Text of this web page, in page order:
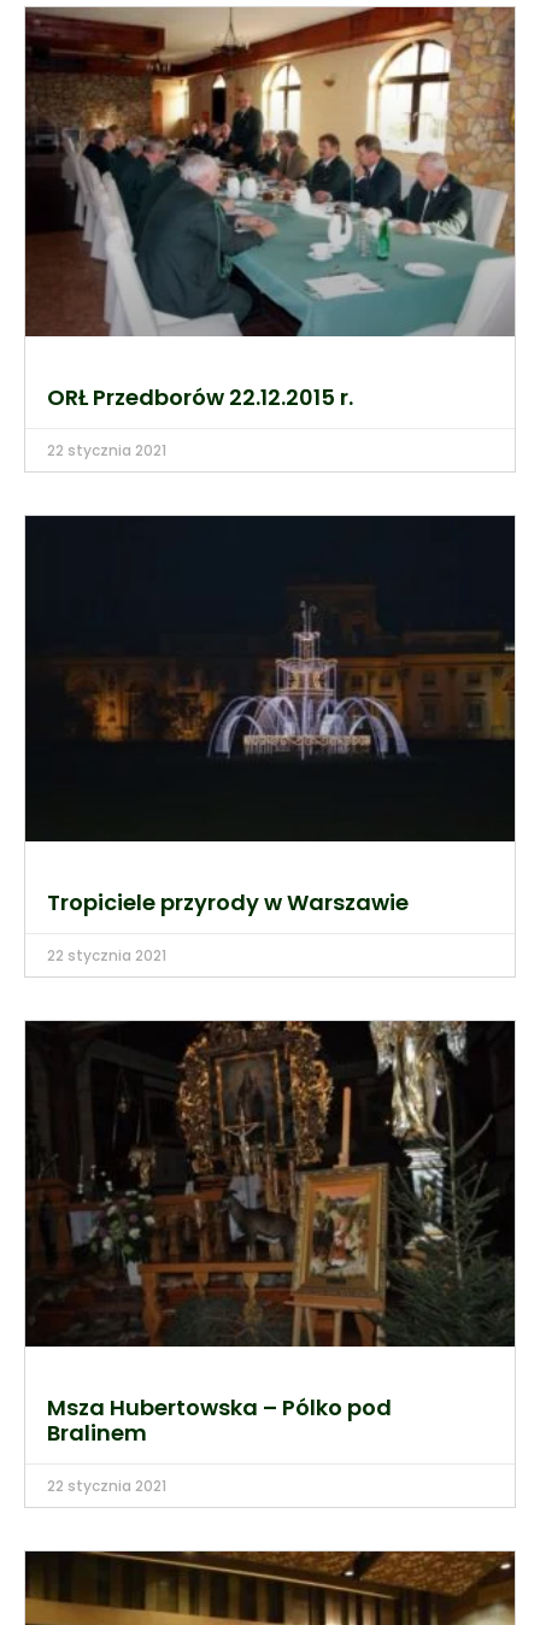
ORŁ Przedborów 22.12.2015 r.
22 stycznia 2021
Tropiciele przyrody w Warszawie
22 stycznia 2021
Msza Hubertowska – Pólko pod
Bralinem
22 stycznia 2021